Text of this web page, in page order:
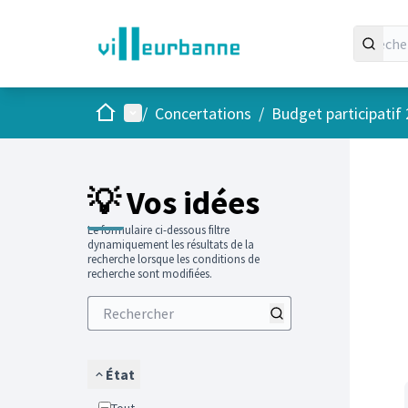
AccueilMenu principal
/ Concertations / Budget participatif
💡 Vos idées
Le formulaire ci-dessous filtre
dynamiquement les résultats de la
recherche lorsque les conditions de
recherche sont modifiées.
État